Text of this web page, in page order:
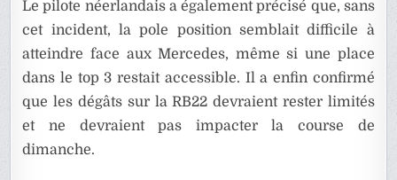
Le pilote néerlandais a également précisé que, sans
cet incident, la pole position semblait difficile à
atteindre face aux Mercedes, même si une place
dans le top 3 restait accessible. Il a enfin confirmé
que les dégâts sur la RB22 devraient rester limités
et ne devraient pas impacter la course de
dimanche.